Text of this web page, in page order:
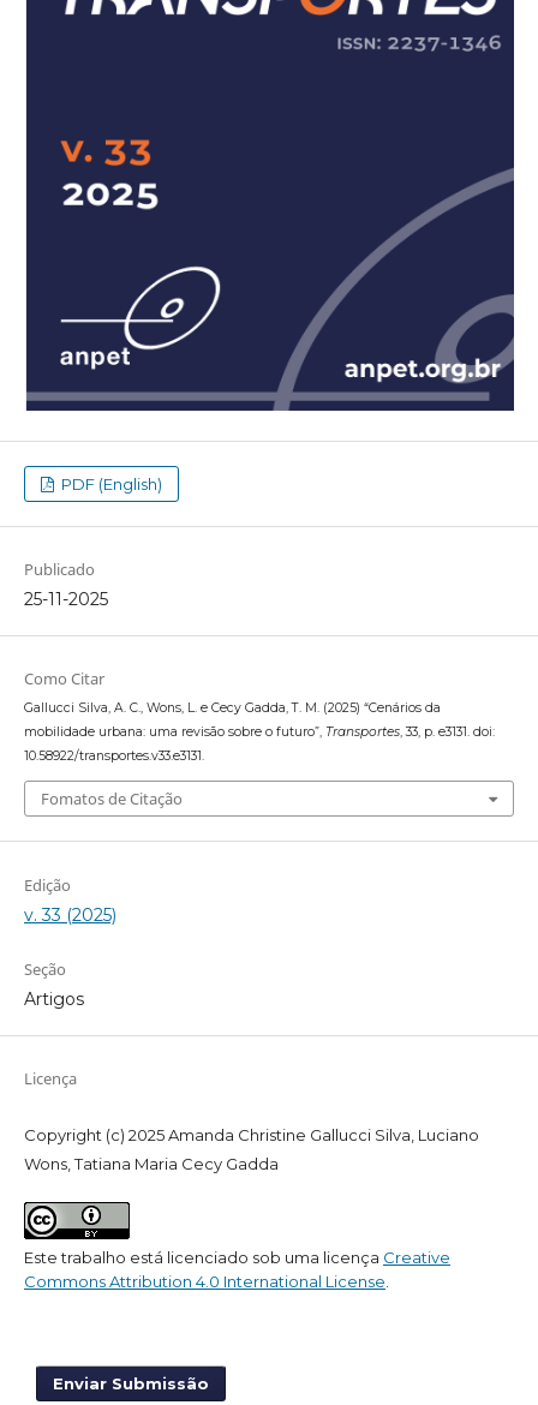
PDF (English)
Publicado
25-11-2025
Como Citar
Gallucci Silva, A. C., Wons, L. e Cecy Gadda, T. M. (2025) “Cenários da
mobilidade urbana: uma revisão sobre o futuro”, Transportes, 33, p. e3131. doi:
10.58922/transportes.v33.e3131.
Fomatos de Citação
Edição
v. 33 (2025)
Seção
Artigos
Licença
Copyright (c) 2025 Amanda Christine Gallucci Silva, Luciano
Wons, Tatiana Maria Cecy Gadda
Este trabalho está licenciado sob uma licença Creative
Commons Attribution 4.0 International License
Enviar Submissão